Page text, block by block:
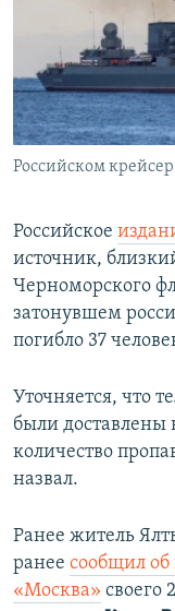
ПОБЕДИТЕЛЕЙ НЕ
ELIFBE
УКРАИНСКАЯ
ПРИСОЕДИНЯЙТЕСЬ!
Все сайты RFE/
Российском
Российское
источник,
Черноморского
затонувшем
погибло 37
Уточняется, что
были доставлены
количество
назвал.
Ранее житель
ранее сообщил об
«Москва» своего